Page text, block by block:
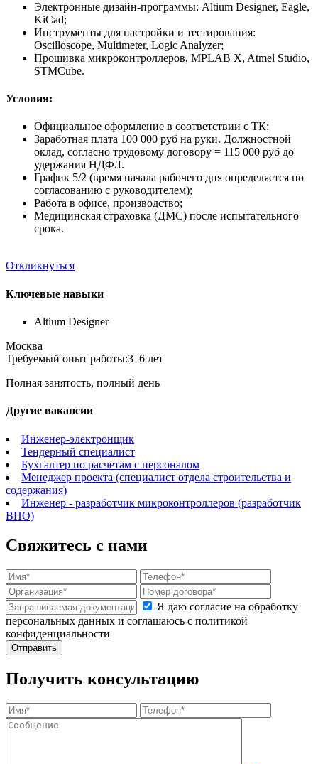
Электронные дизайн-программы: Altium Designer, Eagle,
KiCad;
Инструменты для настройки и тестирования:
Oscilloscope, Multimeter, Logic Analyzer;
Прошивка микроконтроллеров, MPLAB X, Atmel Studio,
STMCube.
Условия:
Официальное оформление в соответствии с ТК;
Заработная плата 100 000 руб на руки. Должностной
оклад, согласно трудовому договору = 115 000 руб до
удержания НДФЛ.
График 5/2 (время начала рабочего дня определяется по
согласованию с руководителем);
Работа в офисе, производство;
Медицинская страховка (ДМС) после испытательного
срока.
Откликнуться
Ключевые навыки
Altium Designer
Москва
Требуемый опыт работы:3–6 лет
Полная занятость, полный день
Другие вакансии
Инженер-электронщик
Тендерный специалист
Бухгалтер по расчетам с персоналом
Менеджер проекта (специалист отдела строительства и
содержания)
Инженер - разработчик микроконтроллеров (разработчик
ВПО)
Свяжитесь с нами
Я даю согласие на обработку
персональных данных и соглашаюсь с политикой
конфиденциальности
Получить консультацию